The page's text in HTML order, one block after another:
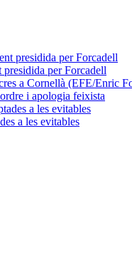
per Forcadell
i apologia feixista
a les evitables